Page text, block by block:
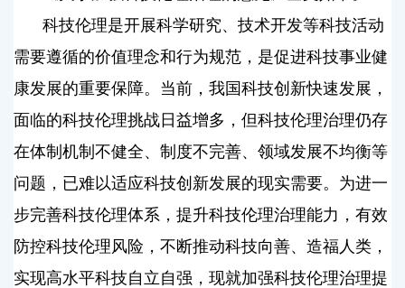
科技伦理是开展科学研究、技术开发等科技活动
需要遵循的价值理念和行为规范，是促进科技事业健
康发展的重要保障。当前，我国科技创新快速发展，
面临的科技伦理挑战日益增多，但科技伦理治理仍存
在体制机制不健全、制度不完善、领域发展不均衡等
问题，已难以适应科技创新发展的现实需要。为进一
步完善科技伦理体系，提升科技伦理治理能力，有效
防控科技伦理风险，不断推动科技向善、造福人类，
实现高水平科技自立自强，现就加强科技伦理治理提